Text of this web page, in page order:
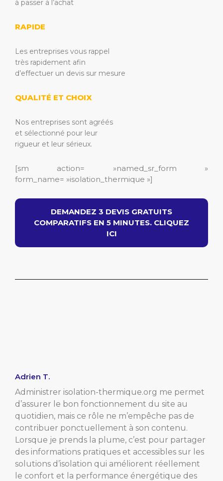
à passer à l’achat
RAPIDE
Les entreprises vous rappel
très rapidement afin
d’effectuer un devis sur mesure
QUALITÉ ET CHOIX
Nos entreprises sont agréés
et sélectionné pour leur
rigueur et leur sérieux.
[sm action= »named_sr_form »
form_name= »isolation_thermique »]
DEMANDEZ 3 DEVIS GRATUITS
COMPARATIFS EN 5 MINUTES. CLIQUEZ
ICI
Adrien T.
Administrer isolation-thermique.org me permet
d’assurer le bon fonctionnement du site au
quotidien, mais ce rôle ne m’empêche pas de
contribuer ponctuellement à son contenu.
Lorsque je prends la plume, c’est pour partager
des informations pratiques et accessibles sur les
solutions d’isolation qui améliorent réellement
le confort et la performance énergétique des